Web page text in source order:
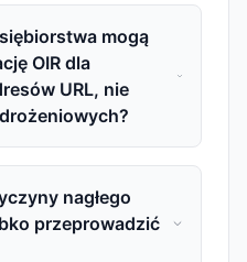
mogą
OIR dla
URL, nie
nagłego
przeprowadzić